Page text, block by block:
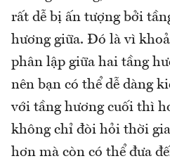
rất dễ bị ấn tượng bởi
hương giữa. Đó là vì
phân lập giữa hai tầng
nên bạn có thể dễ dàng
với tầng hương cuối thì
không chỉ đòi hỏi thời
hơn mà còn có thể đưa